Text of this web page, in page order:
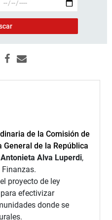
de la Comisión de
General de la República
Alva Luperdi,
proyecto de ley
efectivizar
donde se